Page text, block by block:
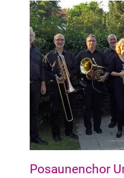
Schwachhausen Neu-
Posaunenchor